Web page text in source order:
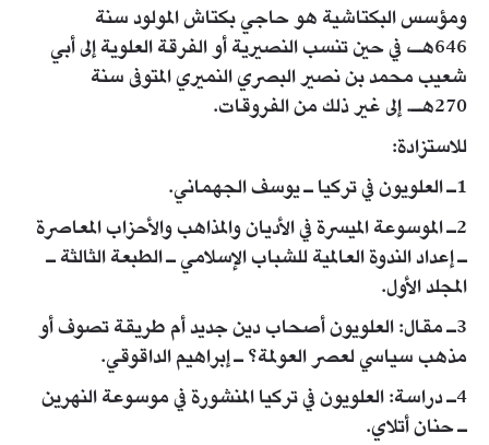
ومؤسس البكتاشية هو حاجي بكتاش المولود سنة
646هـ، في حين تنسب النصيرية أو الفرقة العلوية إلى أبي
شعيب محمد بن نصير البصري النميري المتوفى سنة
270هـ. إلى غير ذلك من الفروقات.
للاستزادة:
1ـ العلويون في تركيا ـ يوسف الجهماني.
2ـ الموسوعة الميسرة في الأديان والمذاهب والأحزاب المعاصرة
ـ إعداد الندوة العالمية للشباب الإسلامي ـ الطبعة الثالثة ـ
المجلد الأول.
3ـ مقال: العلويون أصحاب دين جديد أم طريقة تصوف أو
مذهب سياسي لعصر العولمة؟ ـ إبراهيم الداقوقي.
4ـ دراسة: العلويون في تركيا المنشورة في موسوعة النهرين
ـ حنان أتلاي.